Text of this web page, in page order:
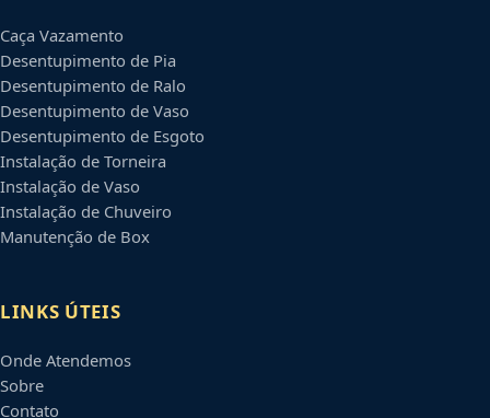
Caça Vazamento
Desentupimento de Pia
Desentupimento de Ralo
Desentupimento de Vaso
Desentupimento de Esgoto
Instalação de Torneira
Instalação de Vaso
Instalação de Chuveiro
Manutenção de Box
LINKS ÚTEIS
Onde Atendemos
Sobre
Contato